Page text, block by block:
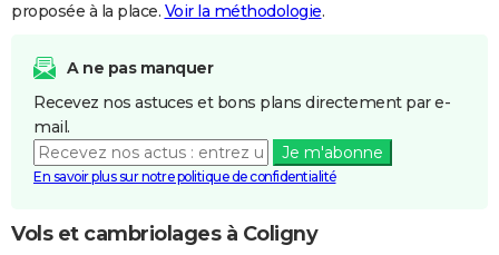
proposée à la place. Voir la méthodologie.
A ne pas manquer
Recevez nos astuces et bons plans directement par e-
mail.
Je m'abonne
En savoir plus sur notre politique de confidentialité
Vols et cambriolages à Coligny